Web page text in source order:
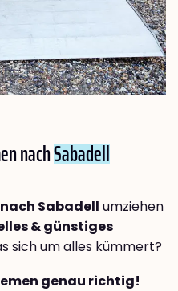
nachSabadell
Sabadell umziehen
& günstiges
sich um alles kümmert?
genau richtig!